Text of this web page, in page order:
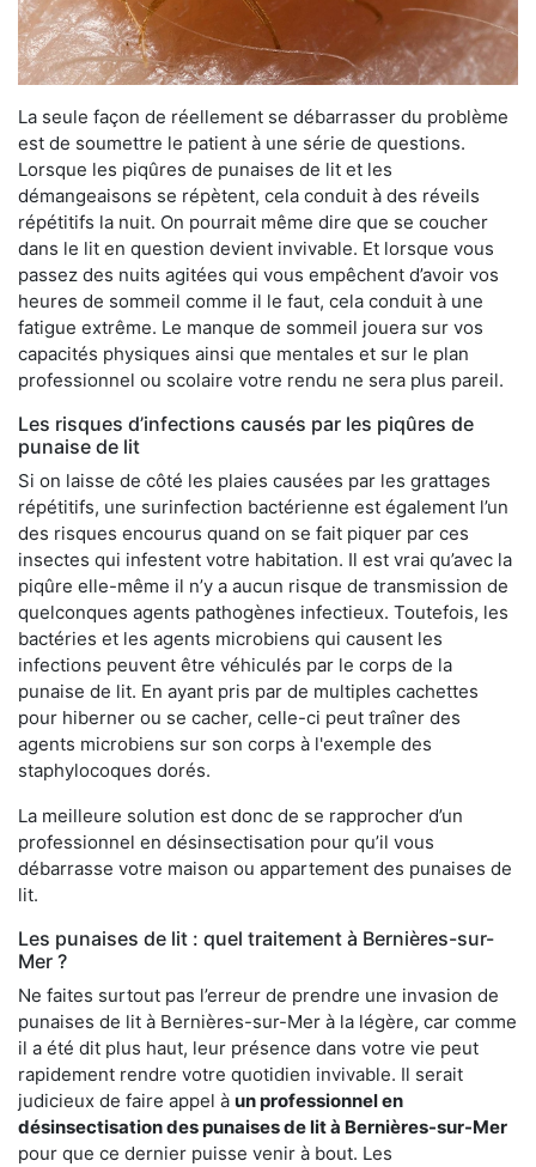
La seule façon de réellement se débarrasser du problème
est de soumettre le patient à une série de questions.
Lorsque les piqûres de punaises de lit et les
démangeaisons se répètent, cela conduit à des réveils
répétitifs la nuit. On pourrait même dire que se coucher
dans le lit en question devient invivable. Et lorsque vous
passez des nuits agitées qui vous empêchent d’avoir vos
heures de sommeil comme il le faut, cela conduit à une
fatigue extrême. Le manque de sommeil jouera sur vos
capacités physiques ainsi que mentales et sur le plan
professionnel ou scolaire votre rendu ne sera plus pareil.
Les risques d’infections causés par les piqûres de
punaise de lit
Si on laisse de côté les plaies causées par les grattages
répétitifs, une surinfection bactérienne est également l’un
des risques encourus quand on se fait piquer par ces
insectes qui infestent votre habitation. Il est vrai qu’avec la
piqûre elle-même il n’y a aucun risque de transmission de
quelconques agents pathogènes infectieux. Toutefois, les
bactéries et les agents microbiens qui causent les
infections peuvent être véhiculés par le corps de la
punaise de lit. En ayant pris par de multiples cachettes
pour hiberner ou se cacher, celle-ci peut traîner des
agents microbiens sur son corps à l'exemple des
staphylocoques dorés.
La meilleure solution est donc de se rapprocher d’un
professionnel en désinsectisation pour qu’il vous
débarrasse votre maison ou appartement des punaises de
lit.
Les punaises de lit : quel traitement à Bernières-sur-
Mer ?
Ne faites surtout pas l’erreur de prendre une invasion de
punaises de lit à Bernières-sur-Mer à la légère, car comme
il a été dit plus haut, leur présence dans votre vie peut
rapidement rendre votre quotidien invivable. Il serait
judicieux de faire appel à un professionnel en
désinsectisation des punaises de lit à Bernières-sur-Mer
pour que ce dernier puisse venir à bout. Les